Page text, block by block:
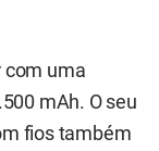
com uma
mAh. O seu
fios também